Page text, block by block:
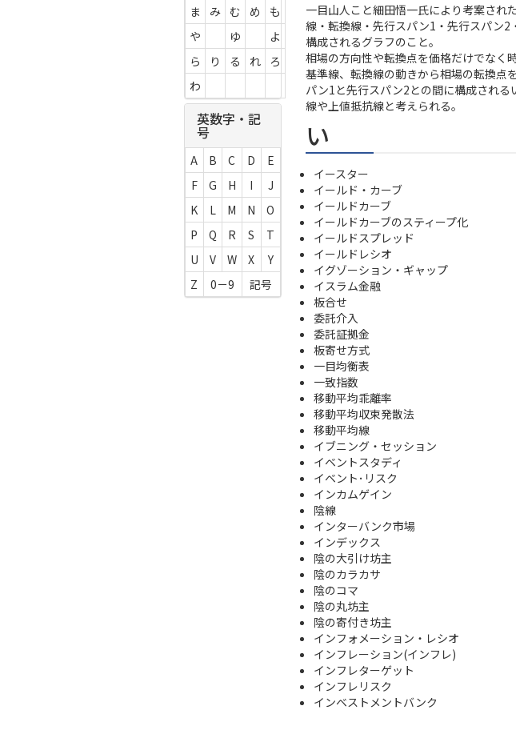
一目山人こと細田悟一氏により考案され
線・転換線・先行スパン1・先行スパン2
構成されるグラフのこと。
相場の方向性や転換点を価格だけでなく
基準線、転換線の動きから相場の転換点
パン1と先行スパン2との間に構成される
線や上値抵抗線と考えられる。
い
イースター
イールド・カーブ
イールドカーブ
イールドカーブのスティープ化
イールドスプレッド
イールドレシオ
イグゾーション・ギャップ
イスラム金融
板合せ
委託介入
委託証拠金
板寄せ方式
一目均衡表
一致指数
移動平均乖離率
移動平均収束発散法
移動平均線
イブニング・セッション
イベントスタディ
イベント･リスク
インカムゲイン
陰線
インターバンク市場
インデックス
陰の大引け坊主
陰のカラカサ
陰のコマ
陰の丸坊主
陰の寄付き坊主
インフォメーション・レシオ
インフレーション(インフレ)
インフレターゲット
インフレリスク
インベストメントバンク
ま
み む め
も
や
ゆ
よ
ら
り る れ
ろ
わ
英数字・記
号
A B C D
E
F
G H I
J
K
L M N
O
P
Q R S
T
U
V W X
Y
Z
0－9 記号